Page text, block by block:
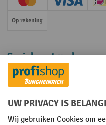
Creditcard (Master)
Creditcard
Op rekening
Sociale netwerken
Facebook
YouTube
LinkedInInstagram